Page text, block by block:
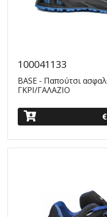
100041133
BASE - Παπούτσι
ΓΚΡΙ/ΓΑΛΑΖΙΟ